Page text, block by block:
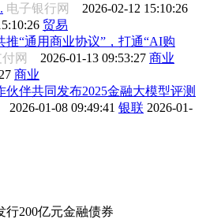
电子银行网 2026-02-12 15:10:26
贸易
推“通用商业协议”，打通“AI购
付网 2026-01-13 09:53:27 商业
商业
伙伴共同发布2025金融大模型评测
2026-01-08 09:49:41 银联 2026-01-
行200亿元金融债券